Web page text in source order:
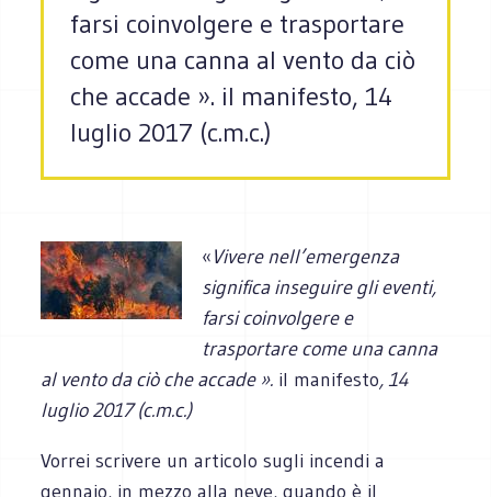
farsi coinvolgere e trasportare
come una canna al vento da ciò
che accade ». il manifesto, 14
luglio 2017 (c.m.c.)
«Vivere nell’emergenza
significa inseguire gli eventi,
farsi coinvolgere e
trasportare come una canna
al vento da ciò che accade ». il manifesto, 14
luglio 2017 (c.m.c.)
Vorrei scrivere un articolo sugli incendi a
gennaio, in mezzo alla neve, quando è il